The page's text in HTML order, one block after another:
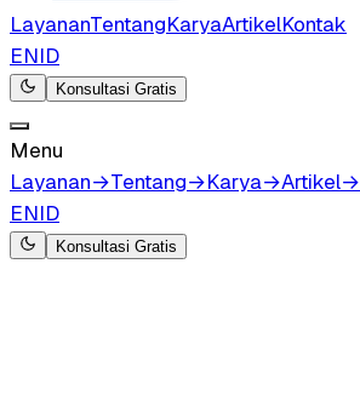
LayananTentangKaryaArtikelKontak
ENID
Konsultasi Gratis
Menu
Layanan→Tentang→Karya→Artikel→
ENID
Konsultasi Gratis